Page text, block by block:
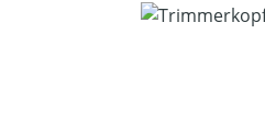
Bildergalerie überspringen